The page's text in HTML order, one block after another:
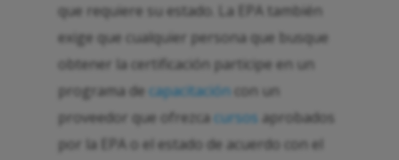
que requiere su estado. La EPA también
exige que cualquier persona que busque
obtener la certificación participe en un
programa de capacitación con un
proveedor que ofrezca cursos aprobados
por la EPA o el estado de acuerdo con el